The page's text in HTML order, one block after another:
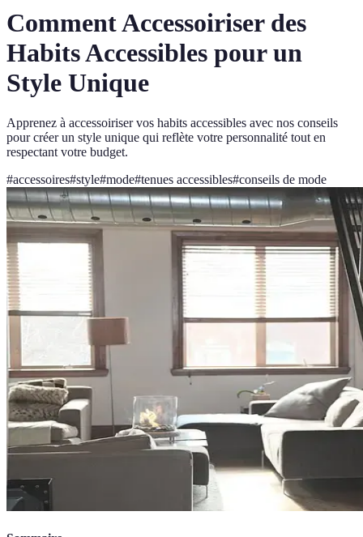
Comment Accessoiriser des
Habits Accessibles pour un
Style Unique
Apprenez à accessoiriser vos habits accessibles avec nos conseils
pour créer un style unique qui reflète votre personnalité tout en
respectant votre budget.
#accessoires#style#mode#tenues accessibles#conseils de mode